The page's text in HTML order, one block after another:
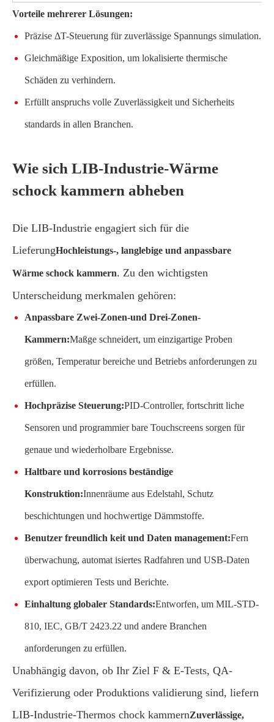
Vorteile mehrerer Lösungen:
Präzise ΔT-Steuerung für zuverlässige Spannungs simulation.
Gleichmäßige Exposition, um lokalisierte thermische
Schäden zu verhindern.
Erfüllt anspruchs volle Zuverlässigkeit und Sicherheits
standards in allen Branchen.
Wie sich LIB-Industrie-Wärme
schock kammern abheben
Die LIB-Industrie engagiert sich für die
LieferungHochleistungs-, langlebige und anpassbare
Wärme schock kammern. Zu den wichtigsten
Unterscheidung merkmalen gehören:
Anpassbare Zwei-Zonen-und Drei-Zonen-
Kammern:Maßge schneidert, um einzigartige Proben
größen, Temperatur bereiche und Betriebs anforderungen zu
erfüllen.
Hochpräzise Steuerung:PID-Controller, fortschritt liche
Sensoren und programmier bare Touchscreens sorgen für
genaue und wiederholbare Ergebnisse.
Haltbare und korrosions beständige
Konstruktion:Innenräume aus Edelstahl, Schutz
beschichtungen und hochwertige Dämmstoffe.
Benutzer freundlich keit und Daten management:Fern
überwachung, automat isiertes Radfahren und USB-Daten
export optimieren Tests und Berichte.
Einhaltung globaler Standards:Entworfen, um MIL-STD-
810, IEC, GB/T 2423.22 und andere Branchen
anforderungen zu erfüllen.
Unabhängig davon, ob Ihr Ziel F & E-Tests, QA-
Verifizierung oder Produktions validierung sind, liefern
LIB-Industrie-Thermos chock kammernZuverlässige,